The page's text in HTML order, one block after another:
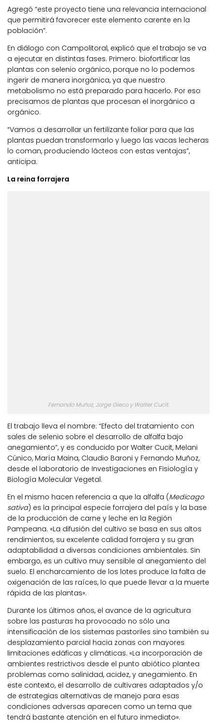
Agregó “este proyecto tiene una relevancia internacional
que permitirá favorecer este elemento carente en la
población”.
En diálogo con Campolitoral, explicó que el trabajo se va
a ejecutar en distintas fases. Primero: biofortificar las
plantas con selenio orgánico, porque no lo podemos
ingerir de manera inorgánica, ya que nuestro
metabolismo no está preparado para hacerlo. Por eso
precisamos de plantas que procesan el inorgánico a
orgánico.
“Vamos a desarrollar un fertilizante foliar para que las
plantas puedan transformarlo y luego las vacas lecheras
lo coman, produciendo lácteos con estas ventajas”,
anticipa.
La reina forrajera
Fernando Muñoz, Jorge Gieco y Walter Cucit.
El trabajo lleva el nombre: “Efecto del tratamiento con
sales de selenio sobre el desarrollo de alfalfa bajo
anegamiento”, y es conducido por Walter Cucit, Melani
Cúnico, María Maina, Claudio Baroni y Fernando Muñoz,
desde el laboratorio de Investigaciones en Fisiología y
Biología Molecular Vegetal.
En el mismo hacen referencia a que la alfalfa (Medicago
sativa) es la principal especie forrajera del país y la base
de la producción de carne y leche en la Región
Pampeana. «La difusión del cultivo se basa en sus altos
rendimientos, su excelente calidad forrajera y su gran
adaptabilidad a diversas condiciones ambientales. Sin
embargo, es un cultivo muy sensible al anegamiento del
suelo. El encharcamiento de los lotes produce la falta de
oxigenación de las raíces, lo que puede llevar a la muerte
rápida de las plantas».
Durante los últimos años, el avance de la agricultura
sobre las pasturas ha provocado no sólo una
intensificación de los sistemas pastoriles sino también su
desplazamiento parcial hacia zonas con mayores
limitaciones edáficas y climáticas. «La incorporación de
ambientes restrictivos desde el punto abiótico plantea
problemas como salinidad, acidez, y anegamiento. En
este contexto, el desarrollo de cultivares adaptados y/o
de estrategias alternativas de manejo para esas
condiciones adversas aparecen como un tema que
tendrá bastante atención en el futuro inmediato».